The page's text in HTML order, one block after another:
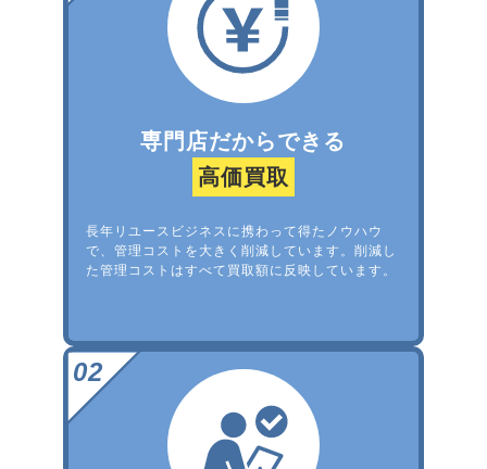
専門店だからできる
高価買取
長年リユースビジネスに携わって得たノウハウ
で、管理コストを大きく削減しています。削減し
た管理コストはすべて買取額に反映しています。